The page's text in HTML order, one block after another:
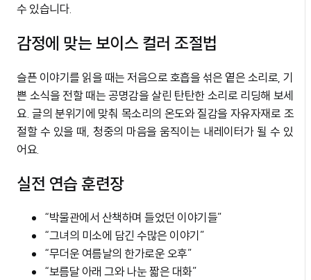
수 있습니다.
감정에 맞는 보이스 컬러 조절법
슬픈 이야기를 읽을 때는 저음으로 호흡을 섞은 옅은 소리로, 기
쁜 소식을 전할 때는 공명감을 살린 탄탄한 소리로 리딩해 보세
요. 글의 분위기에 맞춰 목소리의 온도와 질감을 자유자재로 조
절할 수 있을 때, 청중의 마음을 움직이는 내레이터가 될 수 있
어요.
실전 연습 훈련장
“박물관에서 산책하며 들었던 이야기들”
“그녀의 미소에 담긴 수많은 이야기”
“무더운 여름날의 한가로운 오후”
“보름달 아래 그와 나눈 짧은 대화”